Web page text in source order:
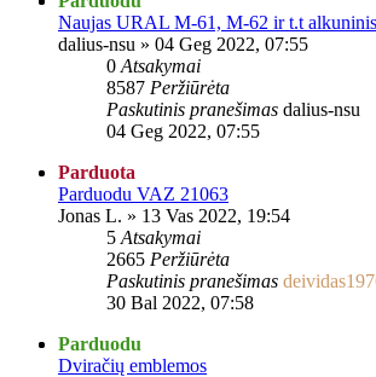
Naujas URAL M-61, M-62 ir t.t alkuninis
dalius-nsu » 04 Geg 2022, 07:55
0 Atsakymai
8587 Peržiūrėta
Paskutinis pranešimas dalius-nsu
04 Geg 2022, 07:55
Parduota
Parduodu VAZ 21063
Jonas L. » 13 Vas 2022, 19:54
5 Atsakymai
2665 Peržiūrėta
Paskutinis pranešimas
30 Bal 2022, 07:58
Parduodu
Dviračių emblemos